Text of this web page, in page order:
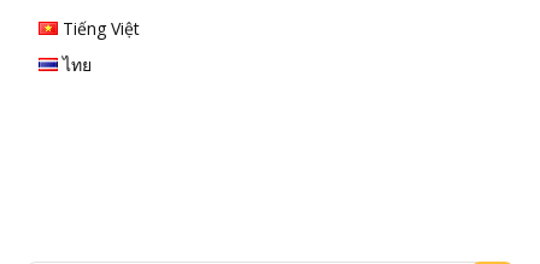
Tiếng Việt
ไทย